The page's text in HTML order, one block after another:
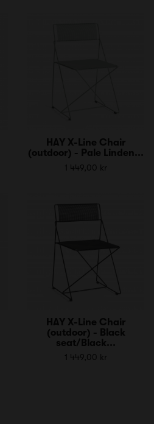
HAY X-Line Chair
(outdoor) - Pale Linden...
1 449,00 kr
HAY X-Line Chair
(outdoor) - Black
seat/Black...
1 449,00 kr